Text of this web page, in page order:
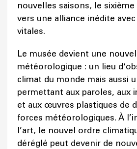
nouvelles saisons, le
vers une alliance inédite
vitales.
Le musée devient une
météorologique : un lieu
climat du monde mais aussi
permettant aux paroles, aux
et aux œuvres plastiques de
forces météorologiques. À
l’art, le nouvel ordre
déréglé peut devenir de